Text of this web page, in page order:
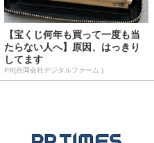
【宝くじ何年も買って一度も当
たらない人へ】原因、はっきり
してます
PR(合同会社デジタルファーム )